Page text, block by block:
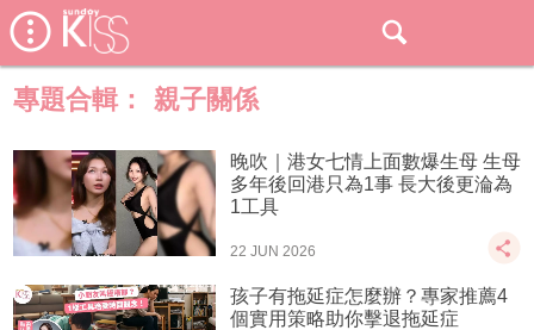
專題合輯： 親子關係
晚吹｜港女七情上面數爆生母 生母
多年後回港只為1事 長大後更淪為
1工具
22 JUN 2026
孩子有拖延症怎麼辦？專家推薦4
個實用策略助你擊退拖延症